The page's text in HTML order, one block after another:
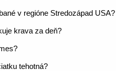
v regióne Stredozápad USA?
krava za deň?
tehotná?